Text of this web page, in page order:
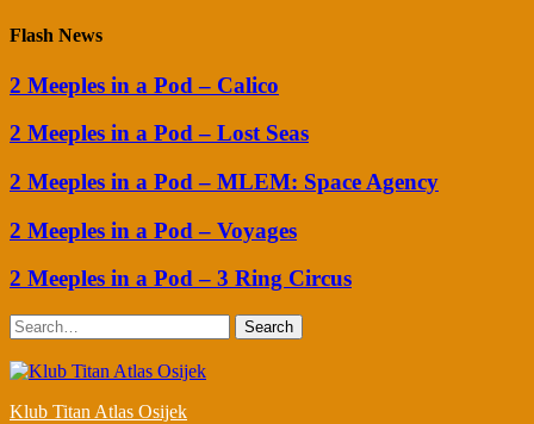
Flash News
2 Meeples in a Pod – Calico
2 Meeples in a Pod – Lost Seas
2 Meeples in a Pod – MLEM: Space Agency
2 Meeples in a Pod – Voyages
2 Meeples in a Pod – 3 Ring Circus
Search
Klub Titan Atlas Osijek